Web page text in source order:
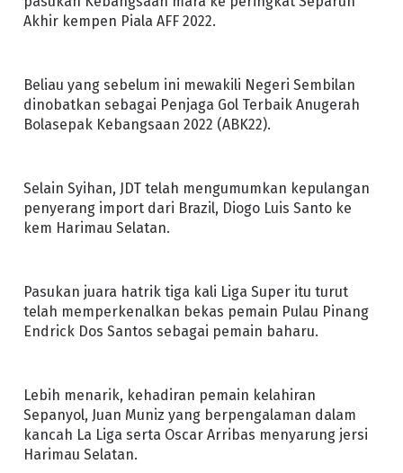
Akhir kempen Piala AFF 2022.
Beliau yang sebelum ini mewakili Negeri Sembilan
dinobatkan sebagai Penjaga Gol Terbaik Anugerah
Bolasepak Kebangsaan 2022 (ABK22).
Selain Syihan, JDT telah mengumumkan kepulangan
penyerang import dari Brazil, Diogo Luis Santo ke
kem Harimau Selatan.
Pasukan juara hatrik tiga kali Liga Super itu turut
telah memperkenalkan bekas pemain Pulau Pinang
Endrick Dos Santos sebagai pemain baharu.
Lebih menarik, kehadiran pemain kelahiran
Sepanyol, Juan Muniz yang berpengalaman dalam
kancah La Liga serta Oscar Arribas menyarung jersi
Harimau Selatan.